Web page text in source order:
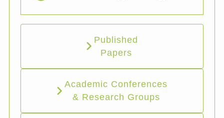
Published
Papers
Academic Conferences
& Research Groups